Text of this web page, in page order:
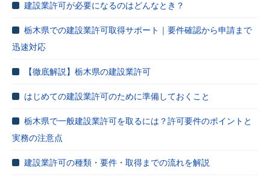
建設業許可が必要になるのはどんなとき？
栃木県での建設業許可取得サポート｜要件確認から申請まで
迅速対応
【徹底解説】栃木県の建設業許可
はじめての建設業許可のために準備しておくこと
栃木県で一般建設業許可を取るには？許可要件のポイントと
実務の注意点
建設業許可の種類・要件・取得までの流れを解説